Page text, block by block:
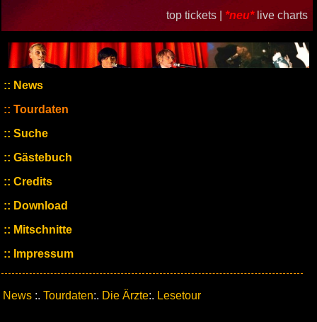
top tickets | *neu* live charts
News
Tourdaten
Suche
Gästebuch
Credits
Download
Mitschnitte
Impressum
News :. Tourdaten:. Die Ärzte:. Lesetour